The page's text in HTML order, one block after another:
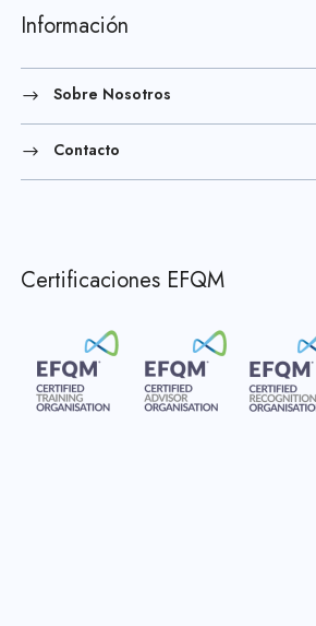
Información
Sobre Nosotros
Contacto
Certificaciones EFQM